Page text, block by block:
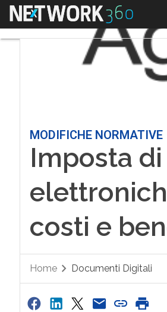
Menu
MODIFICHE NORMATIVE
Imposta
costi e
Home Documenti Digitali